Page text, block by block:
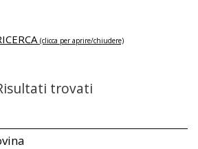
(clicca per aprire/chiudere)
trovati